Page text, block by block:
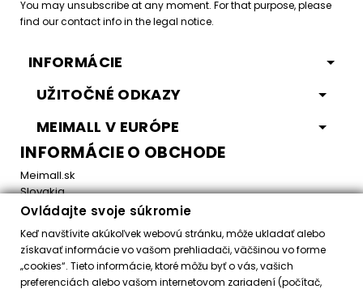
You may unsubscribe at any moment. For that purpose, please
find our contact info in the legal notice.
INFORMÁCIE
UŽITOČNÉ ODKAZY
MEIMALL V EURÓPE
INFORMÁCIE O OBCHODE
Meimall.sk
Slovakia
Email:office@meimall.sk
Control your Privacy
Ovládajte svoje súkromie
Keď navštívite akúkoľvek webovú stránku, môže ukladať alebo
získavať informácie vo vašom prehliadači, väčšinou vo forme
„cookies“. Tieto informácie, ktoré môžu byť o vás, vašich
preferenciách alebo vašom internetovom zariadení (počítač,